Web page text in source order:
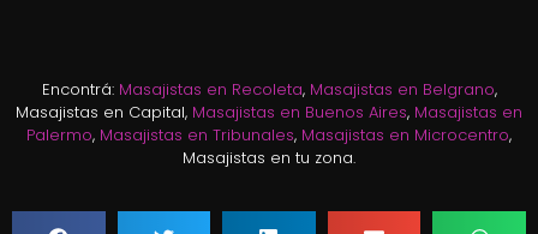
Encontrá: Masajistas en Recoleta, Masajistas en Belgrano,
Masajistas en Capital, Masajistas en Buenos Aires, Masajistas en
Palermo, Masajistas en Tribunales, Masajistas en Microcentro,
Masajistas en tu zona.